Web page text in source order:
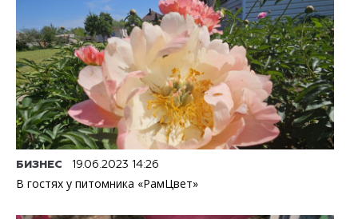
БИЗНЕС 19.06.2023 14:26
В гостях у питомника «РамЦвет»